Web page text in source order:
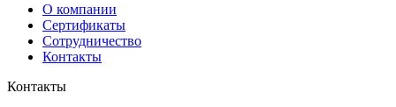
О компании
Сертификаты
Сотрудничество
Контакты
Контакты